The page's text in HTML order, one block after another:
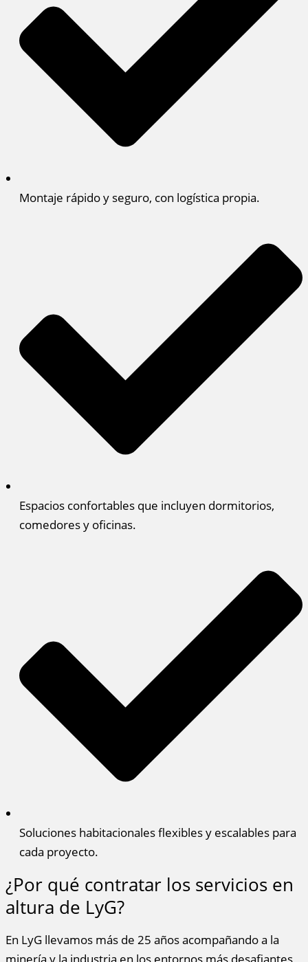
Montaje rápido y seguro, con logística propia.
Espacios confortables que incluyen dormitorios,
comedores y oficinas.
Soluciones habitacionales flexibles y escalables para
cada proyecto.
¿Por qué contratar los servicios en
altura de LyG?
En LyG llevamos más de 25 años acompañando a la